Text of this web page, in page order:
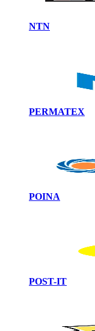
NTN
PERMATEX
POINA
POST-IT